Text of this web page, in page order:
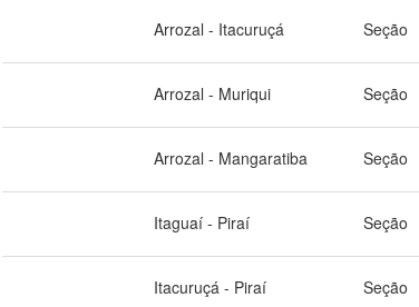
Arrozal - Itacuruçá Seção
Arrozal - Muriqui Seção
Arrozal - Mangaratiba Seção
Itaguaí - Piraí Seção
Itacuruçá - Piraí Seção